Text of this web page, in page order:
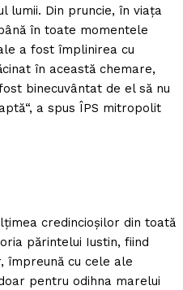
lumii. Din pruncie, în viaţa
în toate momentele
a fost împlinirea cu
în această chemare,
binecuvântat de el să nu
a spus ÎPS mitropolit
credincioşilor din toată
părintelui Iustin, fiind
împreună cu cele ale
pentru odihna marelui